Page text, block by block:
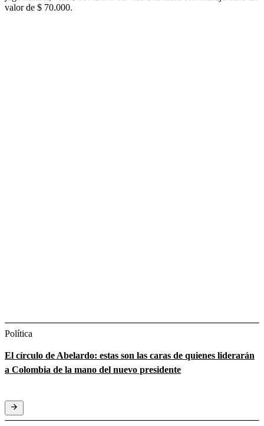
valor de $ 70.000.
Política
El círculo de Abelardo: estas son las caras de quienes liderarán
a Colombia de la mano del nuevo presidente